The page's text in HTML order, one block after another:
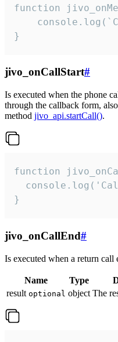
function
}
jivo_onCallStart#
Is executed when the phone
through the callback form,
method jivo_api.startCall().
function
}
jivo_onCallEnd#
Is executed when a return call
Name Type
result optional object The